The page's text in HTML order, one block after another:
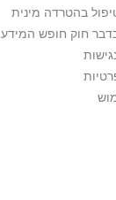
בהטרדה מינית
חוק חופש המידע